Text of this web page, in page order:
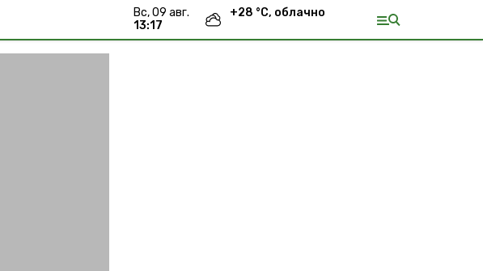
вс, 09 авг.
13:17
+28 °С, облачно